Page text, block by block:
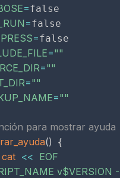
=
=
=
=""
=""
=""
=""
para mostrar ayuda
() {
cat <<
v$VERSION